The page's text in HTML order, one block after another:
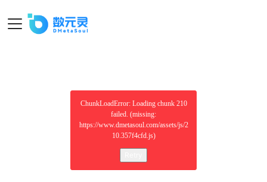
ChunkLoadError: Loading chunk 210
failed. (missing:
https://www.dmetasoul.com/assets/js/2
10.357f4cfd.js)